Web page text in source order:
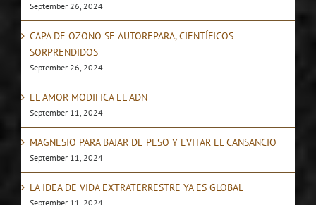
September 26, 2024
CAPA DE OZONO SE AUTOREPARA, CIENTÍFICOS
SORPRENDIDOS
September 26, 2024
EL AMOR MODIFICA EL ADN
September 11, 2024
MAGNESIO PARA BAJAR DE PESO Y EVITAR EL CANSANCIO
September 11, 2024
LA IDEA DE VIDA EXTRATERRESTRE YA ES GLOBAL
September 11, 2024